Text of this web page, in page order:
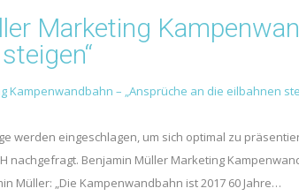
Marketing
werden eingeschlagen, um sich optimal zu
nachgefragt. Benjamin Müller Marketing
Müller: „Die Kampenwandbahn ist 2017 60 Jahre…